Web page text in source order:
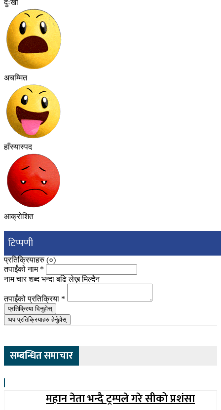
दुःखी
अचम्मित
हाँस्यास्पद
आक्रोशित
टिप्पणी
प्रतिक्रियाहरु (०)
तपाईंको नाम *
नाम चार शब्द भन्दा बढि लेख्न मिल्दैन
तपाईंको प्रतिक्रिया *
प्रतिक्रिया दिनुहोस्
थप प्रतिक्रियाहरु हेर्नुहोस्
सम्बन्धित समाचार
महान नेता भन्दै ट्रम्पले गरे सीको प्रशंसा